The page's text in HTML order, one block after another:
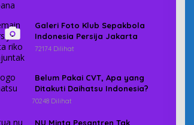
Galeri Foto Klub Sepakbola
Indonesia Persija Jakarta
72174 Dilihat
Belum Pakai CVT, Apa yang
Ditakuti Daihatsu Indonesia?
70248 Dilihat
NU Minta Pesantren Tak